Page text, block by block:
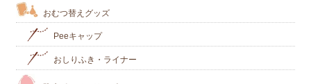
おむつ替えグッズ
Peeキャップ
おしりふき・ライナー